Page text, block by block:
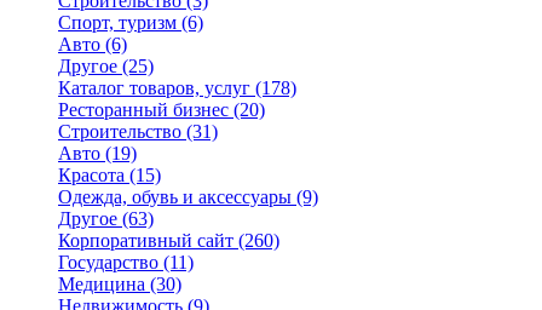
Спорт, туризм (6)
Авто (6)
Другое (25)
Каталог товаров, услуг (178)
Ресторанный бизнес (20)
Строительство (31)
Авто (19)
Красота (15)
Одежда, обувь и аксессуары (9)
Другое (63)
Корпоративный сайт (260)
Государство (11)
Медицина (30)
Недвижимость (9)